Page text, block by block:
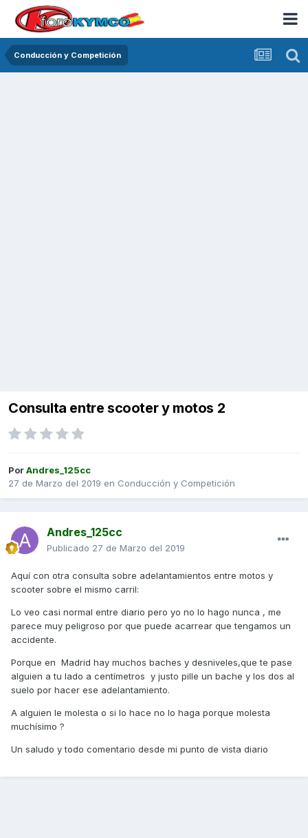
Conducción y Competición
Consulta entre scooter y motos 2
PorAndres_125cc
27 de Marzo del 2019 en Conducción y Competición
Andres_125cc
Publicado 27 de Marzo del 2019
Aquí con otra consulta sobre adelantamientos entre motos y
scooter sobre el mismo carril:
Lo veo casi normal entre diario pero yo no lo hago nunca , me
parece muy peligroso por que puede acarrear que tengamos un
accidente.
Porque en Madrid hay muchos baches y desniveles,que te pase
alguien a tu lado a centímetros y justo pille un bache y los dos al
suelo por hacer ese adelantamiento.
A alguien le molesta o si lo hace no lo haga porque molesta
muchísimo ?
Un saludo y todo comentario desde mi punto de vista diario